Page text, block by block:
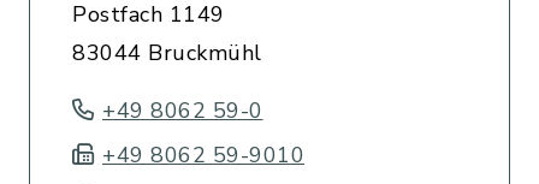
Postfach 1149
83044 Bruckmühl
+49 8062 59-0
+49 8062 59-9010